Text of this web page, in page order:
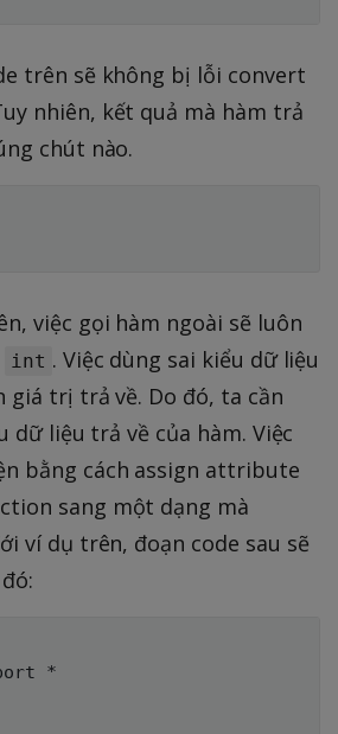
trên sẽ không bị lỗi convert
nhiên, kết quả mà hàm trả
chút nào.
việc gọi hàm ngoài sẽ luôn
int . Việc dùng sai kiểu dữ liệu
giá trị trả về. Do đó, ta cần
dữ liệu trả về của hàm. Việc
bằng cách assign attribute
sang một dạng mà
ví dụ trên, đoạn code sau sẽ
*